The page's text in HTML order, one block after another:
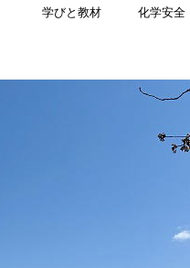
学びと教材 化学安全